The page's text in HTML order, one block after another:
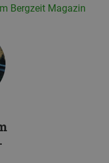
Bergzeit Magazin